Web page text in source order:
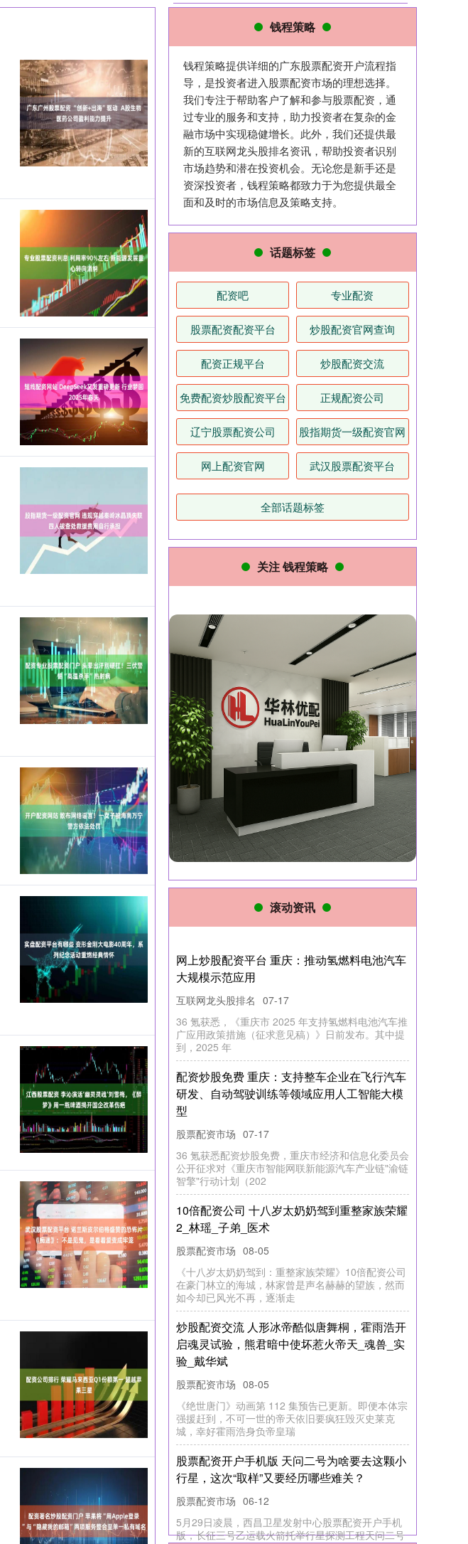
钱程策略
钱程策略提供详细的广东股票配资开户流程指
导，是投资者进入股票配资市场的理想选择。
我们专注于帮助客户了解和参与股票配资，通
过专业的服务和支持，助力投资者在复杂的金
融市场中实现稳健增长。此外，我们还提供最
新的互联网龙头股排名资讯，帮助投资者识别
市场趋势和潜在投资机会。无论您是新手还是
资深投资者，钱程策略都致力于为您提供最全
面和及时的市场信息及策略支持。
话题标签
配资吧 专业配资
股票配资配资平台 炒股配资官网查询
配资正规平台 炒股配资交流
免费配资炒股配资平台 正规配资公司
辽宁股票配资公司 股指期货一级配资官网
网上配资官网 武汉股票配资平台
全部话题标签
关注 钱程策略
滚动资讯
股票配资成本 台风“杨柳”正在广东 今天仍需防
御强降水
互联网龙头股排名 08-22
台风动态今年第11号台风“杨柳”两次登陆：于8月13
日13时前后以强台风级（14级）在台湾省台东县太麻
里乡沿海登陆；于8
网上炒股配资平台 民生一件事丨在家门口享更
好医疗服务 城市医疗资源下沉惠及基层百姓_
大皖新闻 | 安徽网
广东股票配资开户流程详解
央视网消息：记者日前从国家卫生健康委了解到网上
炒股配资平台，我国将实施医疗卫生强基工程，推动
城市医疗资源向县级医院和城乡
股票配资炒股网址 前4月乌鲁木齐航空口岸进
出口货运量同比增长522.2%
广东股票配资开户流程详解
据乌鲁木齐地窝堡机场海关信息：2025年1-4月，乌
鲁木齐航空口岸进出口货运量2.6万吨，同比增长
522.2%，继续保持
最大的股票配资公司 2025公募基金荣誉榜：华
泰保兴基金获得最具潜力基金公司1项大奖
广东股票配资开户流程详解
专题：2025基金高质量发展大会最大的股票配资公司
最大的股票配资公司 5月24日，新浪财经主办的2025
基金高质量发展大
配资炒股平台官方网站 “4 倍”禾赛：被特斯拉
抛弃的激光雷达为何又 “有光” 了？
股票配资市场
07-17
文 | 海豚投研配资炒股平台官方网站 $ 禾赛科技 (
HSAI.US ) ，成立以来便备受关注的激光雷达赛道龙